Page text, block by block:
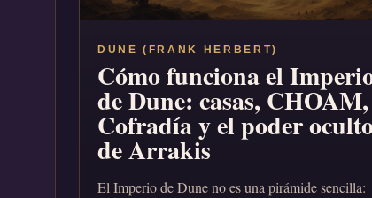
DUNE (FRANK HERBERT)
Cómo funciona el
de Dune: casas, CHOAM,
Cofradía y el poder
de Arrakis
El Imperio de Dune no es una pirámide sencilla: